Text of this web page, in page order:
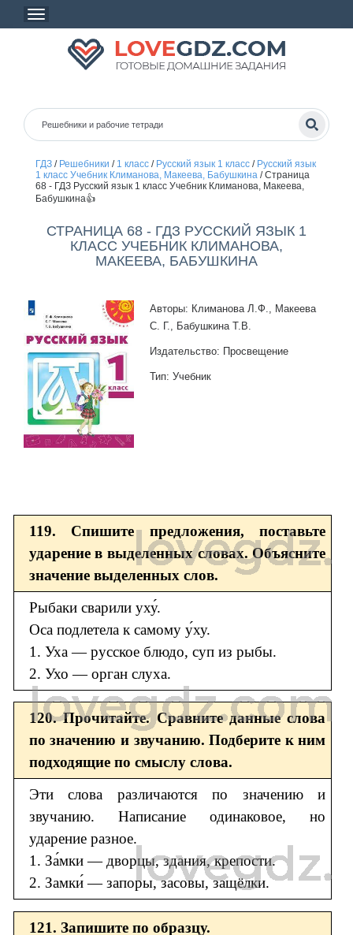
ГДЗ/ Решебники / 1 класс/ Русский язык 1 класс/ Русский язык
1 класс Учебник Климанова, Макеева, Бабушкина/Страница
68 - ГДЗ Русский язык 1 класс Учебник Климанова, Макеева,
Бабушкина👍
СТРАНИЦА 68 - ГДЗ РУССКИЙ ЯЗЫК 1
КЛАСС УЧЕБНИК КЛИМАНОВА,
МАКЕЕВА, БАБУШКИНА
Авторы: Климанова Л.Ф., Макеева
С. Г., Бабушкина Т.В.
Издательство: Просвещение
Тип: Учебник
119. Спишите предложения, поставьте
ударение в выделенных словах. Объясните
значение выделенных слов.
Рыбаки сварили уху́.
Оса подлетела к самому у́ху.
1. Уха — русское блюдо, суп из рыбы.
2. Ухо — орган слуха.
120. Прочитайте. Сравните данные слова
по значению и звучанию. Подберите к ним
подходящие по смыслу слова.
Эти слова различаются по значению и
звучанию. Написание одинаковое, но
ударение разное.
1. За́мки — дворцы, здания, крепости.
2. Замки́ — запоры, засовы, защёлки.
121. Запишите по образцу.